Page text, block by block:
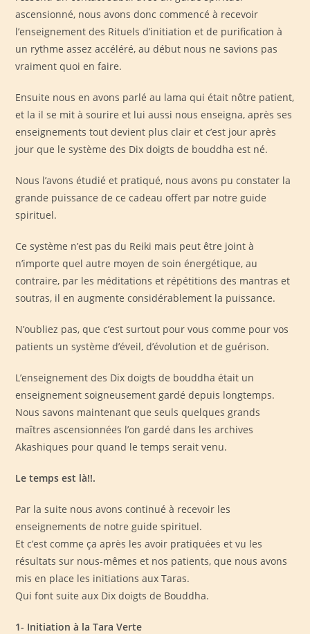
ascensionné, nous avons donc commencé à recevoir
l’enseignement des Rituels d’initiation et de purification à
un rythme assez accéléré, au début nous ne savions pas
vraiment quoi en faire.
Ensuite nous en avons parlé au lama qui était nôtre patient,
et la il se mit à sourire et lui aussi nous enseigna, après ses
enseignements tout devient plus clair et c’est jour après
jour que le système des Dix doigts de bouddha est né.
Nous l’avons étudié et pratiqué, nous avons pu constater la
grande puissance de ce cadeau offert par notre guide
spirituel.
Ce système n’est pas du Reiki mais peut être joint à
n’importe quel autre moyen de soin énergétique, au
contraire, par les méditations et répétitions des mantras et
soutras, il en augmente considérablement la puissance.
N’oubliez pas, que c’est surtout pour vous comme pour vos
patients un système d’éveil, d’évolution et de guérison.
L’enseignement des Dix doigts de bouddha était un
enseignement soigneusement gardé depuis longtemps.
Nous savons maintenant que seuls quelques grands
maîtres ascensionnées l’on gardé dans les archives
Akashiques pour quand le temps serait venu.
Le temps est là!!.
Par la suite nous avons continué à recevoir les
enseignements de notre guide spirituel.
Et c’est comme ça après les avoir pratiquées et vu les
résultats sur nous-mêmes et nos patients, que nous avons
mis en place les initiations aux Taras.
Qui font suite aux Dix doigts de Bouddha.
1- Initiation à la Tara Verte